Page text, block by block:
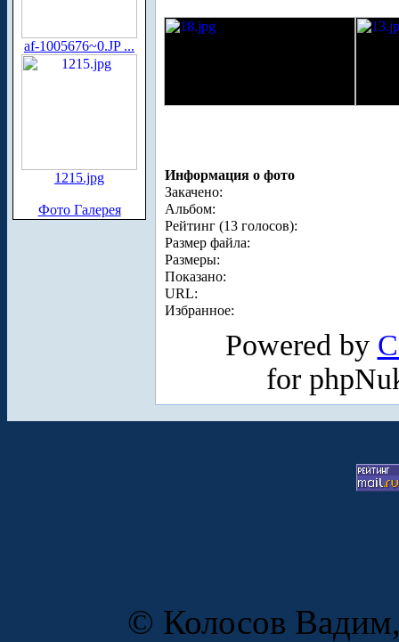
af-1005676~0.JP ...
1215.jpg
Фото Галерея
Информация о фото
Закачено:
Альбом:
Рейтинг (13 голосов):
Размер файла:
Размеры:
Показано:
URL:
Избранное:
Powered by
for
© Колосов Вадим,